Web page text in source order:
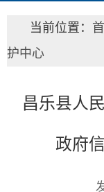
当前位置：
护中心
昌乐县人
政府